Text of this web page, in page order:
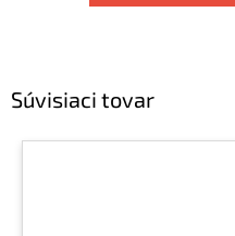
Súvisiaci tovar